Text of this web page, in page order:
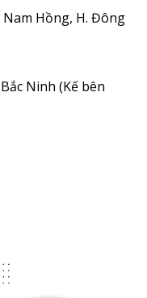
Nam Hồng, H. Đông
Ninh (Kế bên